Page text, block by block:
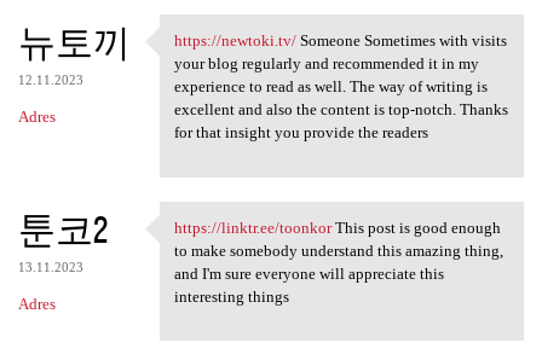
뉴토끼
12.11.2023
Adres
https://newtoki.tv/ Someone
https://newtoki.tv/Someone Sometimes with visits
your blog regularly and recommended it in my
experience to read as well. The way of writing is
excellent and also the content is top-notch. Thanks
for that insight you provide the readers
툰코2
13.11.2023
Adres
https://linktr.ee/toonkor
https://linktr.ee/toonkorThis post is good enough
to make somebody understand this amazing thing,
and I'm sure everyone will appreciate this
interesting things